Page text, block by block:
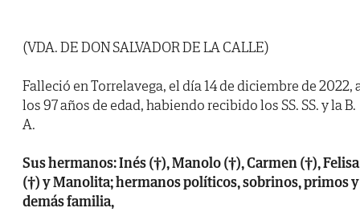
(VDA. DE DON SALVADOR DE LA CALLE)
Falleció en Torrelavega, el día 14 de diciembre de 2022,
los 97 años de edad, habiendo recibido los SS. SS. y la B.
A.
Sus hermanos: Inés (†), Manolo (†), Carmen (†), Felisa
(†) y Manolita; hermanos políticos, sobrinos, primos y
demás familia,